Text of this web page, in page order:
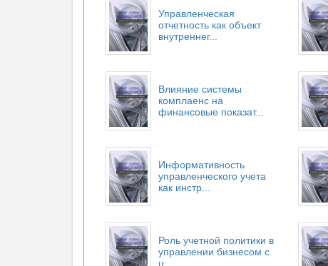
Управленческая
отчетность как объект
внутреннег...
Влияние системы
комплаенс на
финансовые показат...
Информативность
управленческого учета
как инстр...
Роль учетной политики в
управлении бизнесом с
ц...